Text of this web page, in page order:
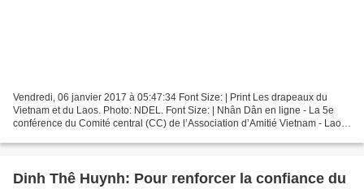
Vendredi, 06 janvier 2017 à 05:47:34 Font Size: | Print Les drapeaux du
Vietnam et du Laos. Photo: NDEL. Font Size: | Nhân Dân en ligne - La 5e
conférence du Comité central (CC) de l’Association d’Amitié Vietnam - Laos
Dinh Thê Huynh: Pour renforcer la confiance du